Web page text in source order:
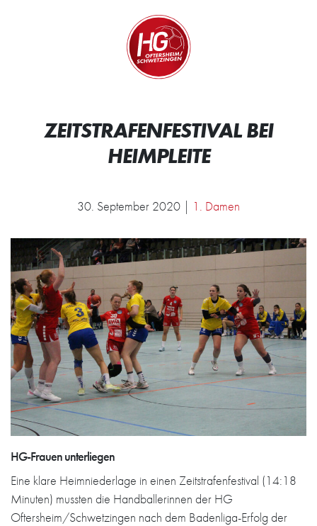
Zur Startseite
ZEITSTRAFENFESTIVAL BEI
HEIMPLEITE
30. September 2020 | 1. Damen
HG-Frauen unterliegen
Eine klare Heimniederlage in einen Zeitstrafenfestival (14:18
Minuten) mussten die Handballerinnen der HG
Oftersheim/Schwetzingen nach dem Badenliga-Erfolg der